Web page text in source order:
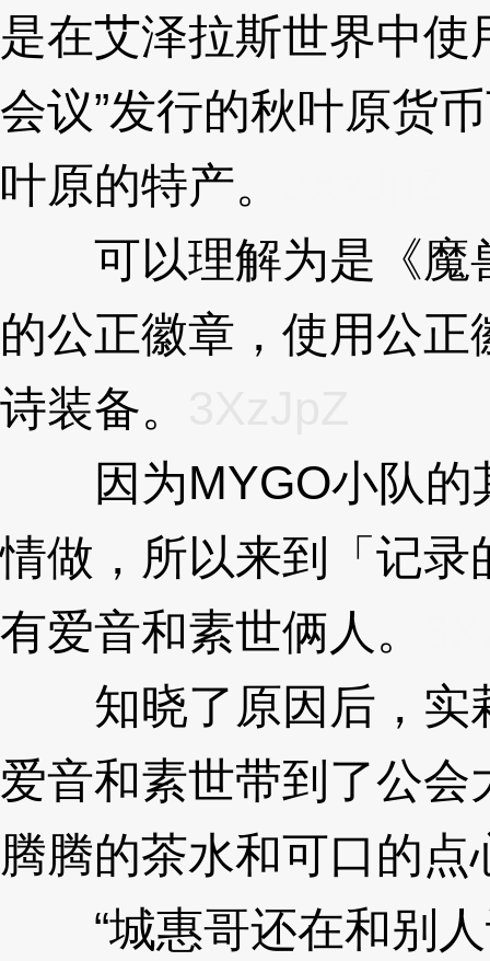
是在艾泽拉斯世界中使
会议”发行的秋叶原货
叶原的特产。
可以理解为是《魔
的公正徽章，使用公
诗装备。
因为MYGO小队的
情做，所以来到「记
有爱音和素世俩人。
知晓了原因后，实
爱音和素世带到了公
腾腾的茶水和可口的点
“城惠哥还在和别人